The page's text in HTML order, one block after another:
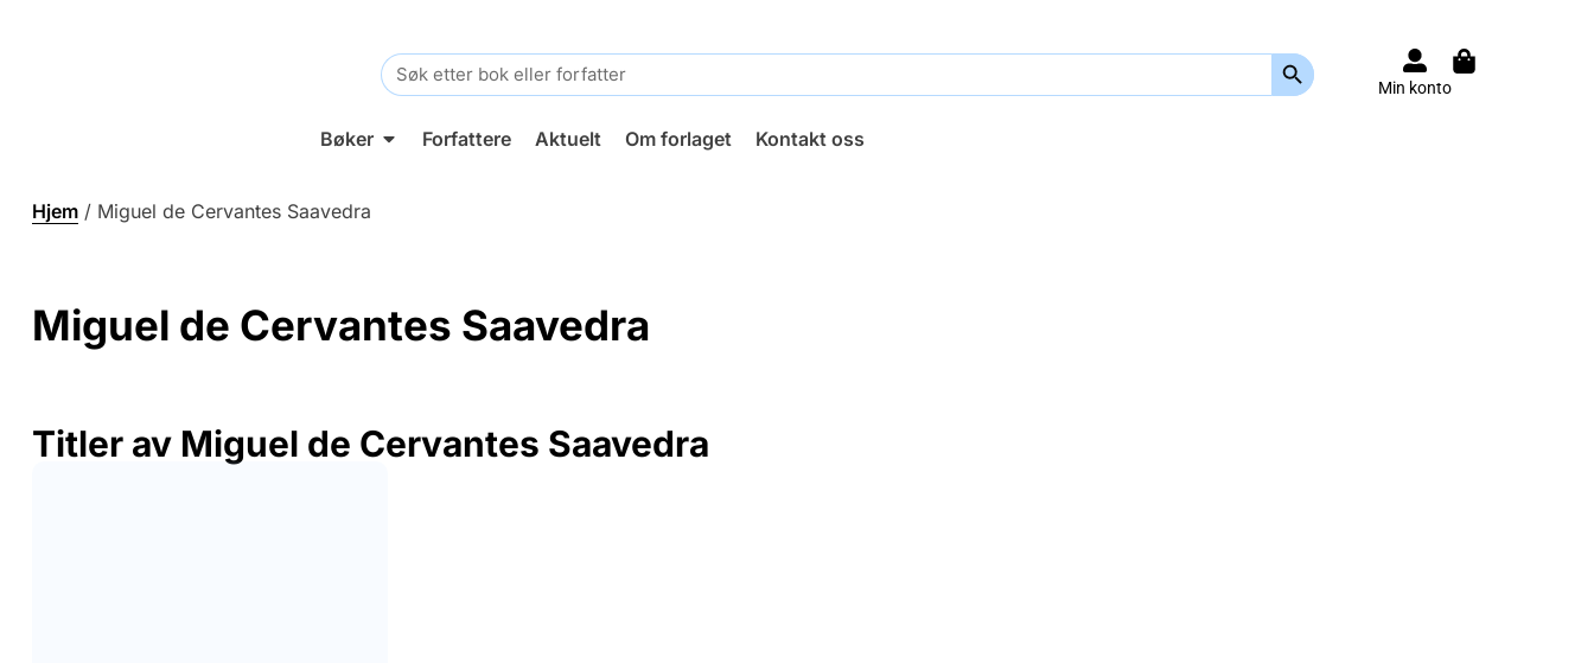
Search
for:
Search Button
Min konto
Bøker Forfattere Aktuelt Om forlaget Kontakt oss
Hjem / Miguel de Cervantes Saavedra
Miguel de Cervantes Saavedra
Titler av Miguel de Cervantes Saavedra